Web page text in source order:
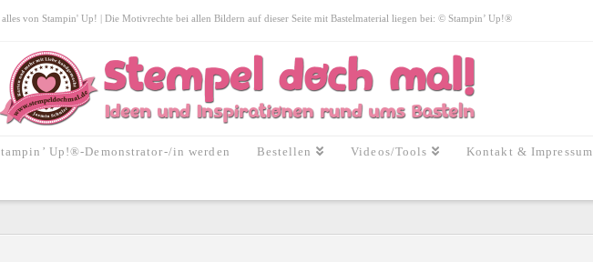
von Stampin' Up! | Die Motivrechte bei allen Bildern auf dieser Seite mit Bastelmaterial liegen bei: © Stampin’ Up!®
Up!®-Demonstrator-/in werden Bestellen Videos/Tools Kontakt & Impressum